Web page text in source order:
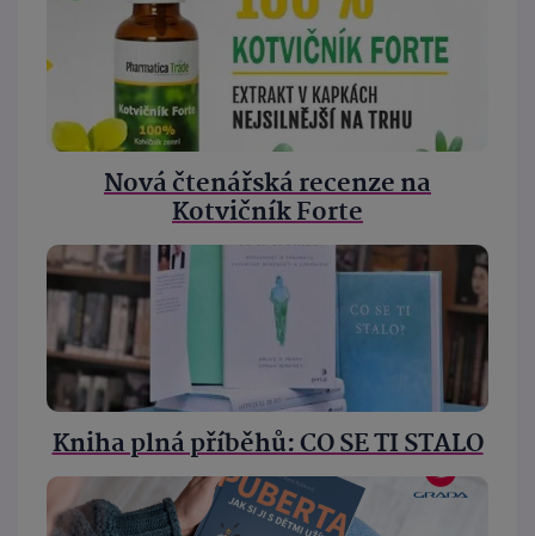
Nová čtenářská recenze na
Kotvičník Forte
Kniha plná příběhů: CO SE TI STALO